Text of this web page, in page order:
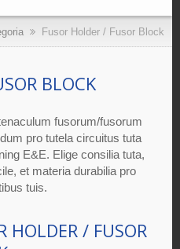
Fusor Holder / Fusor Block
BLOCK
fusorum/fusorum
pro tutela circuitus tuta
E&E. Elige consilia tuta,
et materia durabilia pro
tuis.
HOLDER / FUSOR